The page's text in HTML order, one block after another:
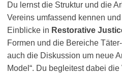
Du lernst die Struktur und die
Vereins umfassend kennen
Einblicke in Restorative
Formen und die Bereiche
auch die Diskussion um neue
Model“. Du begleitest dabei